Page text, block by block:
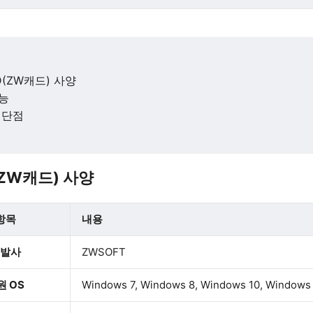
캐드) 사양
점
캐드) 사양
목 내용
사 ZWSOFT
OS Windows 7, Windows 8, Windows 10, Windows